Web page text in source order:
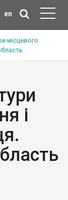
en
місцевого
і